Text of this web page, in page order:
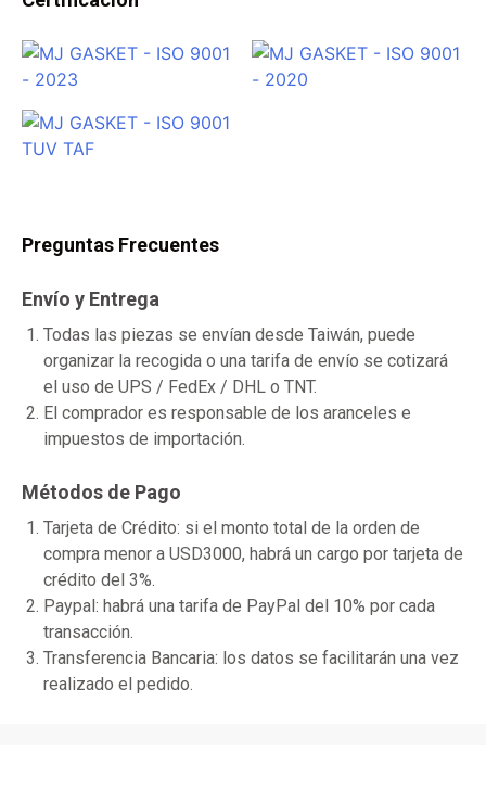
Preguntas Frecuentes
Envío y Entrega
Todas las piezas se envían desde Taiwán, puede
organizar la recogida o una tarifa de envío se cotizará
el uso de UPS / FedEx / DHL o TNT.
El comprador es responsable de los aranceles e
impuestos de importación.
Métodos de Pago
Tarjeta de Crédito: si el monto total de la orden de
compra menor a USD3000, habrá un cargo por tarjeta de
crédito del 3%.
Paypal: habrá una tarifa de PayPal del 10% por cada
transacción.
Transferencia Bancaria: los datos se facilitarán una vez
realizado el pedido.